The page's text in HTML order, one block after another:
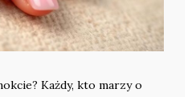
Każdy, kto marzy o